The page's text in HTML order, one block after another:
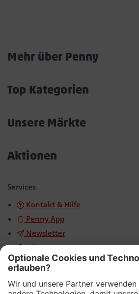
Mehr über Penny
Top Kategorien
Unsere Märkte
Aktionen
Services
Kontakt & Hilfe
Penny App
Newsletter
WhatsApp
App